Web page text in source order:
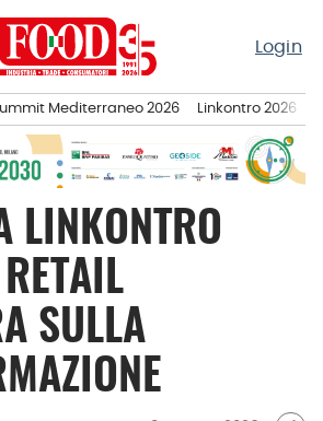
Login
Mediterraneo 2026 Linkontro 2026
LINKONTRO
SULLA